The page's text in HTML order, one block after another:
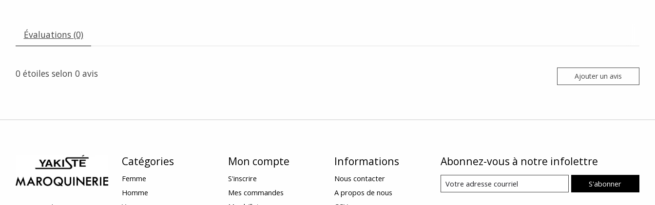
Évaluations (0)
0 étoiles selon 0 avis Ajouter un avis
Catégories
Femme
Homme
Mon compte
S'inscrire
Mes commandes
Informations
Nous contacter
A propos de nous
Abonnez-vous à notre infolettre
S'abonner